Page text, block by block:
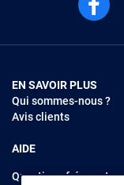
EN SAVOIR PLUS
Qui sommes-nous ?
Avis clients
AIDE
Questions fréquentes